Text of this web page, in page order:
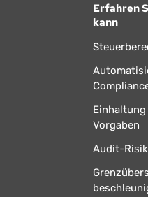
Erfahren
kann
Vorgaben
Audit-